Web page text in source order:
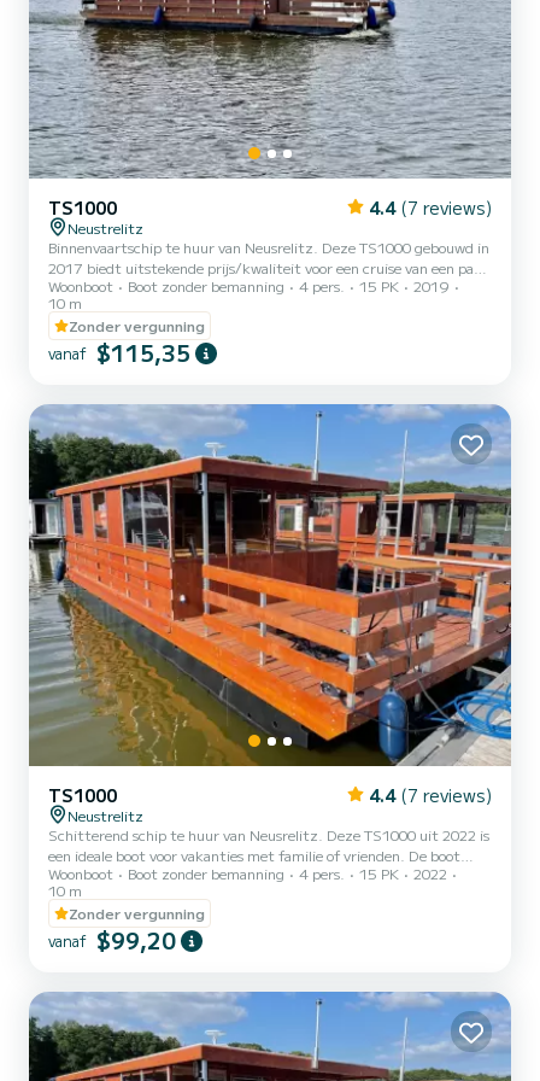
TS1000 4.4 (7 reviews)
Neustrelitz
Binnenvaartschip te huur van Neusrelitz. Deze TS1000 gebouwd in
2017 biedt uitstekende prijs/kwaliteit voor een cruise van een paar
dagen of een paar weken. De boot heeft 2 comfortabele hutten en
een bootcapaciteit van 6 personen. Met een totale lengte van 10
meter is hij uw beste bondgenoot voor een bijzondere vakantie op
het water in de omgeving van Neusrelitz Deze TS1000 is voorzien
van 1 toilet met douche. Als u vragen heeft over de boot of de
Woonboot Boot zonder bemanning 4 pers. 15 PK
2019
10 m
Zonder vergunning
vanaf $115,35
TS1000 4.4 (7 reviews)
Neustrelitz
Schitterend schip te huur van Neusrelitz. Deze TS1000 uit 2022 is
een ideale boot voor vakanties met familie of vrienden. De boot
heeft 2 comfortabele hutten en een capaciteit van 6-persoons
boot. Met een totale lengte van 10 meter is hij je beste bondgenoot
voor een buitengewone vakantie op het water in de omgeving van
Neusrelitz Deze TS1000 is uitgerust met 1 toilet met douche.
Reservering- en offerteaanvragen worden rechtstreeks door
Woonboot Boot zonder bemanning 4 pers. 15 PK
2022
10 m
Zonder vergunning
vanaf $99,20